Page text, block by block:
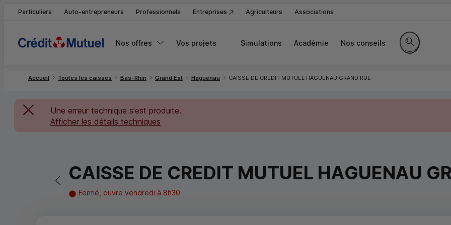
Particuliers Auto-entrepreneurs Professionnels Entreprises Agriculteurs Associations
Nos offres Vos projets Simulations Académie Nos conseils
Rechercher
Accueil Toutes les caisses Bas-Rhin Grand Est Haguenau CAISSE DE CREDIT MUTUEL HAGUENAU GRAND RUE
Une erreur technique s'est produite.
Afficher les détails techniques
Retour vers la page précédente
CAISSE DE CREDIT MUTUEL HAGUENAU
Fermé, ouvre vendredi à 8h30